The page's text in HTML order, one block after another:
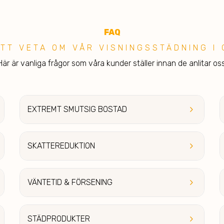
FAQ
VETA OM VÅR VISNINGSSTÄDNING I
är vanliga frågor som våra kunder ställer innan de anlitar
keyboard_arrow_right
EXTREMT SMUTSIG BOSTAD
keyboard_arrow_right
SKATTEREDUKTION
keyboard_arrow_right
VÄNTETID & FÖRSENING
keyboard_arrow_right
STÄDPRODUKTER